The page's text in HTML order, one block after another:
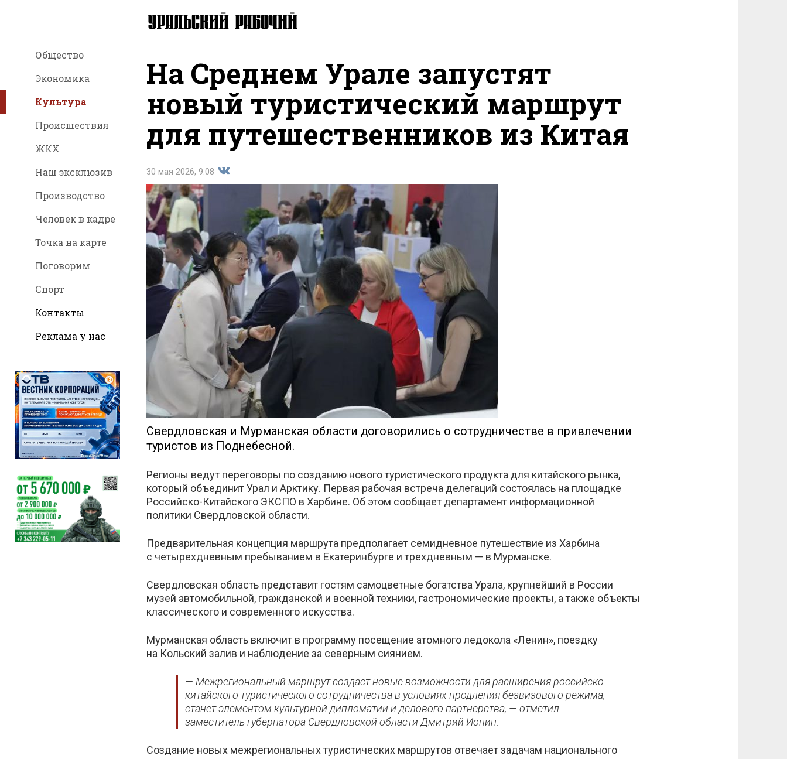
Общество
Экономика
Культура
Происшествия
ЖКХ
Наш эксклюзив
Производство
Человек в кадре
Точка на карте
Поговорим
Спорт
Контакты
Реклама у нас
На Среднем Урале запустят
новый туристический маршрут
для путешественников из Китая
30 мая 2026, 9:08
Поделиться
во
Вконтакте
Свердловская и Мурманская области договорились о сотрудничестве в привлечении
туристов из Поднебесной.
Регионы ведут переговоры по созданию нового туристического продукта для китайского рынка,
который объединит Урал и Арктику. Первая рабочая встреча делегаций состоялась на площадке
Российско-Китайского ЭКСПО в Харбине. Об этом сообщает департамент информационной
политики Свердловской области.
Предварительная концепция маршрута предполагает семидневное путешествие из Харбина
с четырехдневным пребыванием в Екатеринбурге и трехдневным — в Мурманске.
Свердловская область представит гостям самоцветные богатства Урала, крупнейший в России
музей автомобильной, гражданской и военной техники, гастрономические проекты, а также объекты
классического и современного искусства.
Мурманская область включит в программу посещение атомного ледокола «Ленин», поездку
на Кольский залив и наблюдение за северным сиянием.
— Межрегиональный маршрут создаст новые возможности для расширения российско-
китайского туристического сотрудничества в условиях продления безвизового режима,
станет элементом культурной дипломатии и делового партнерства, — отметил
заместитель губернатора Свердловской области Дмитрий Ионин.
Создание новых межрегиональных туристических маршрутов отвечает задачам национального